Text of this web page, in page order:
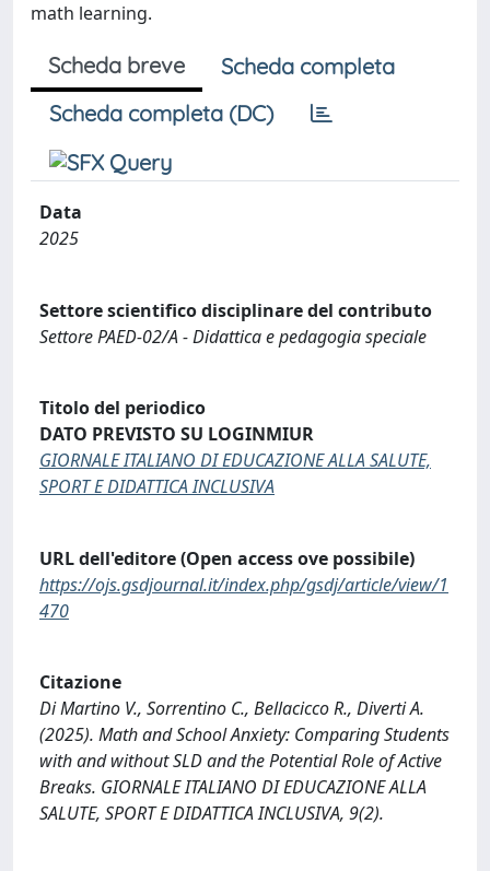
math learning.
Scheda breve
Scheda completa
Scheda completa (DC)
Data
2025
Settore scientifico disciplinare del contributo
Settore PAED-02/A - Didattica e pedagogia speciale
Titolo del periodico
DATO PREVISTO SU LOGINMIUR
GIORNALE ITALIANO DI EDUCAZIONE ALLA SALUTE,
SPORT E DIDATTICA INCLUSIVA
URL dell'editore (Open access ove possibile)
https://ojs.gsdjournal.it/index.php/gsdj/article/view/1
470
Citazione
Di Martino V., Sorrentino C., Bellacicco R., Diverti A.
(2025). Math and School Anxiety: Comparing Students
with and without SLD and the Potential Role of Active
Breaks. GIORNALE ITALIANO DI EDUCAZIONE ALLA
SALUTE, SPORT E DIDATTICA INCLUSIVA, 9(2).